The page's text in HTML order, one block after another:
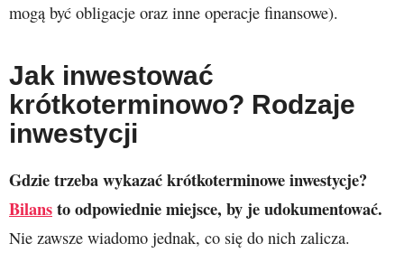
mogą być obligacje oraz inne operacje finansowe).
Jak inwestować
krótkoterminowo? Rodzaje
inwestycji
Gdzie trzeba wykazać krótkoterminowe inwestycje?
Bilansto odpowiednie miejsce, by je udokumentować.
Nie zawsze wiadomo jednak, co się do nich zalicza.